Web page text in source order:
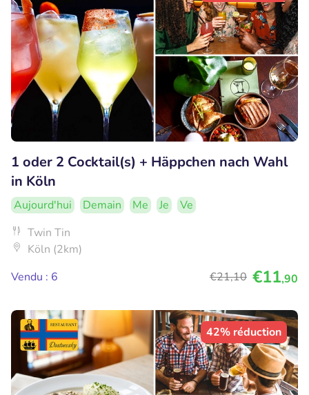
1 oder 2 Cocktail(s) + Häppchen nach Wahl
in Köln
Aujourd'hui Demain Me Je
Ve
Twin Tin
Köln (2km)
Vendu : 6
€21,10 €11,90
42% réduction